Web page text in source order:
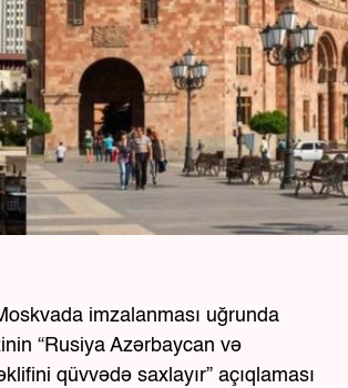
imzalanması uğrunda
“Rusiya Azərbaycan və
qüvvədə saxlayır” açıqlaması